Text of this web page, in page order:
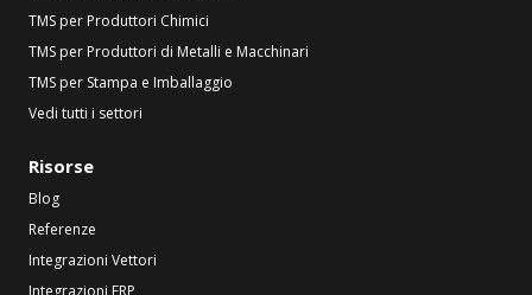
TMS per Produttori Chimici
TMS per Produttori di Metalli e Macchinari
TMS per Stampa e Imballaggio
Vedi tutti i settori
Risorse
Blog
Referenze
Integrazioni Vettori
Integrazioni ERP